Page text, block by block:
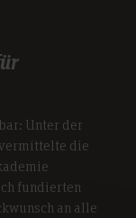
Unter der
vermittelte die
fundierten
an alle